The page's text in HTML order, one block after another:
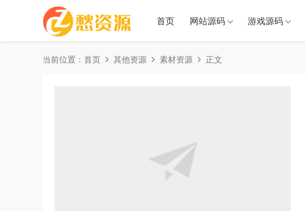
首页 网站源码 游戏源码
当前位置： 首页 其他资源 素材资源 正文